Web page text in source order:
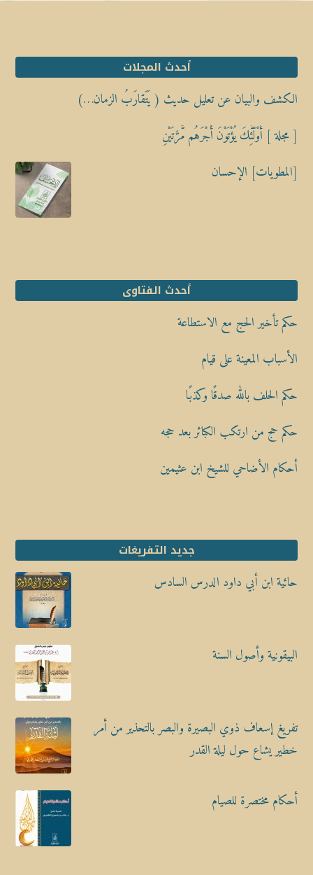
أحدث المجلات
الكشف والبيان عن تعليل حديث ( يَتَقارَبُ الزمان…)
[ مجلة ] أُوْلَٰٓئِكَ يُؤْتَوْنَ أَجْرَهُم مَّرَّتَيْنِ
[المطويات] الإحسان
أحدث الفتاوى
حكم تأخير الحج مع الاستطاعة
الأسباب المعينة على قيام
حكم الحلف بالله صدقًا وكذبًا
حكم حج من ارتكب الكبائر بعد حجه
أحكام الأضاحي للشيخ ابن عثيمين
جديد التفريغات
حائية ابن أبي داود الدرس السادس
البيقونية وأصول السنة
تفريغ إسعاف ذوي البصيرة والبصر بالتحذير من أمر
خطير يشاع حول ليلة القدر
أحكام مختصرة للصيام